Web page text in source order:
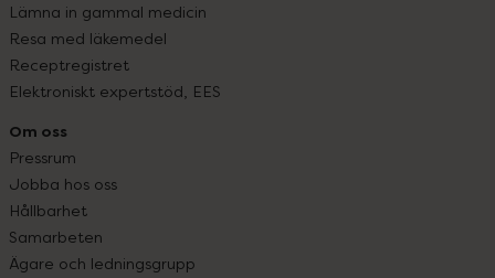
Lämna in gammal medicin
Resa med läkemedel
Receptregistret
Elektroniskt expertstöd, EES
Om oss
Pressrum
Jobba hos oss
Hållbarhet
Samarbeten
Ägare och ledningsgrupp